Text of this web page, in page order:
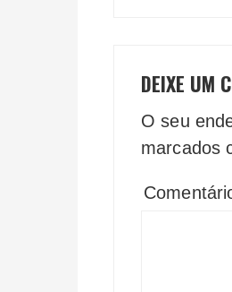
DEIXE UM
O seu
marcados